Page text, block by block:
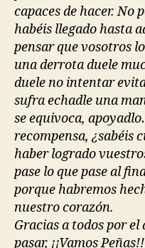
capaces de hacer. No
habéis llegado hasta
pensar que vosotros
una derrota duele
duele no intentar
sufra echadle una
se equivoca,
recompensa, ¿sabéis
haber logrado
pase lo que pase al
porque habremos
nuestro corazón.
Gracias a todos por el
pasar, ¡¡Vamos